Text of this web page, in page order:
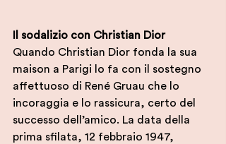
Il sodalizio con Christian Dior
Quando Christian Dior fonda la sua
maison a Parigi lo fa con il sostegno
affettuoso di René Gruau che lo
incoraggia e lo rassicura, certo del
successo dell’amico. La data della
prima sfilata, 12 febbraio 1947,